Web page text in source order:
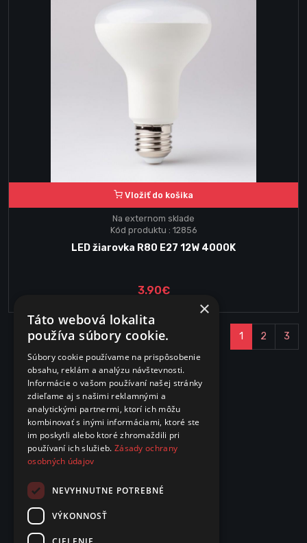
Vložiť do košika
Na externom sklade
Kód produktu : 12856
LED žiarovka R80 E27 12W 4000K
3.90€
1 2 3
×
Táto webová lokalita
používa súbory cookie.
Súbory cookie používame na prispôsobenie
obsahu, reklám a analýzu návštevnosti.
Informácie o vašom používaní našej stránky
zdieľame aj s našimi reklamnými a
analytickými partnermi, ktorí ich môžu
kombinovať s inými informáciami, ktoré ste
im poskytli alebo ktoré zhromaždili pri
používaní ich služieb. Zásady ochrany
osobných údajov
NEVYHNUTNE POTREBNÉ
VÝKONNOSŤ